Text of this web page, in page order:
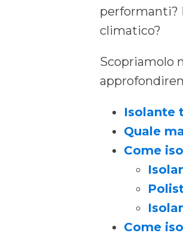
performanti?
climatico?
Scopriamolo
Isolante
Quale
Come
Come